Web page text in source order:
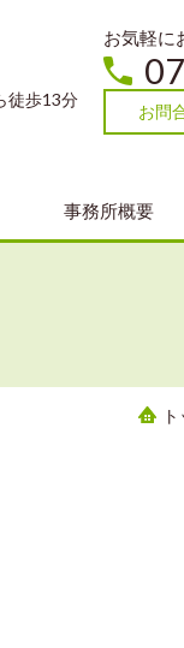
徒歩13分
お気軽に
お問
事務所概要